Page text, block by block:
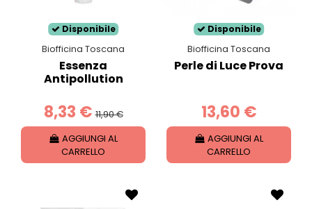
Disponibile
Biofficina Toscana
Essenza
Antipollution
8,33 € 11,90 €
AGGIUNGI AL
CARRELLO
Disponibile
Biofficina Toscana
Perle di Luce Prova
13,60 €
AGGIUNGI AL
CARRELLO